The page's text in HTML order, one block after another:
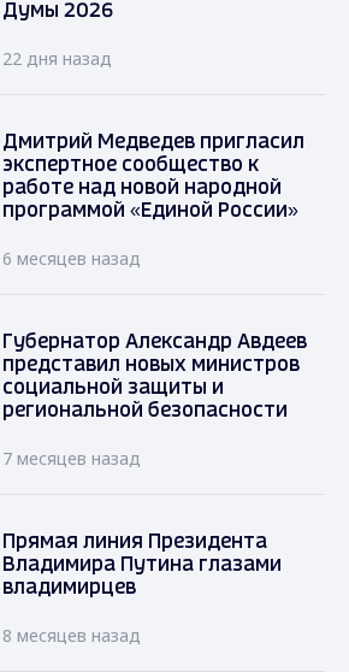
Думы 2026
22 дня назад
Дмитрий Медведев пригласил
экспертное сообщество к
работе над новой народной
программой «Единой России»
6 месяцев назад
Губернатор Александр Авдеев
представил новых министров
социальной защиты и
региональной безопасности
7 месяцев назад
Прямая линия Президента
Владимира Путина глазами
владимирцев
8 месяцев назад